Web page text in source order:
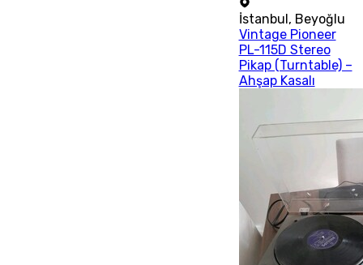
İstanbul , Beyoğlu
Vintage Pioneer
PL-115D Stereo
Pikap (Turntable) –
Ahşap Kasalı